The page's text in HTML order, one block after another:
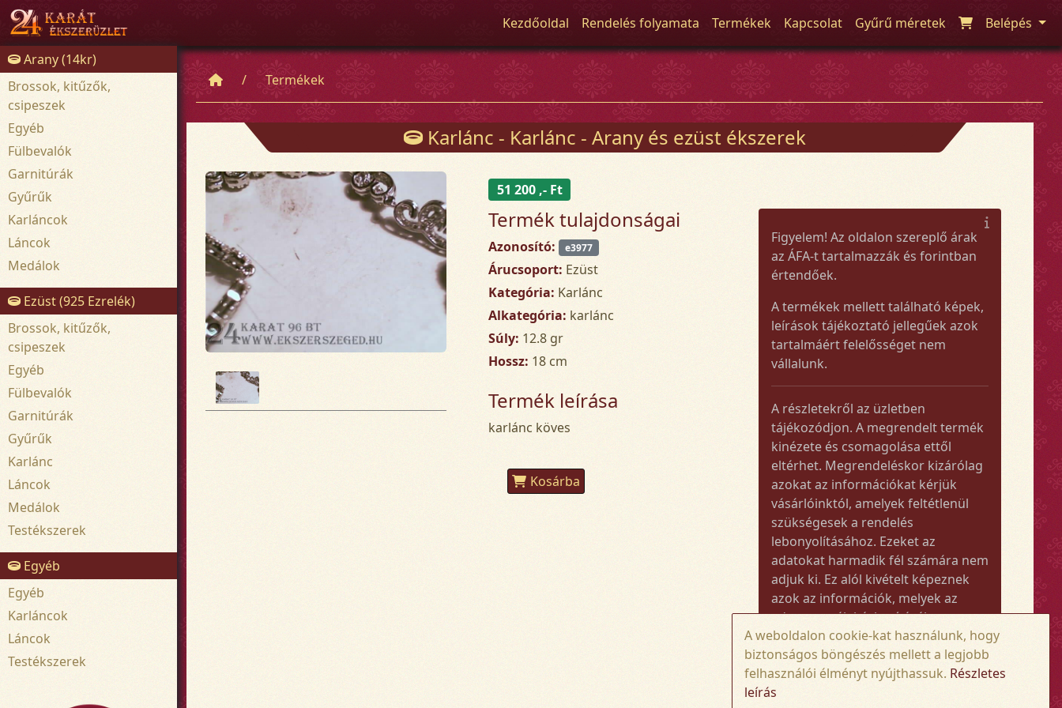
Kezdőoldal Rendelés folyamata Termékek Kapcsolat Gyűrű méretek Belépés
Arany (14kr)
Brossok, kitűzők,
csipeszek
Egyéb
Fülbevalók
Garnitúrák
Gyűrűk
Karláncok
Láncok
Medálok
Ezüst (925 Ezrelék)
Brossok, kitűzők,
csipeszek
Egyéb
Fülbevalók
Garnitúrák
Gyűrűk
Karlánc
Láncok
Medálok
Testékszerek
Egyéb
Egyéb
Karláncok
Láncok
Testékszerek
Termékek
Karlánc - Karlánc - Arany és ezüst ékszerek
51 200 ,- Ft
Termék tulajdonságai
Azonosító: e3977
Árucsoport: Ezüst
Kategória: Karlánc
Alkategória: karlánc
Súly: 12.8 gr
Hossz: 18 cm
Termék leírása
karlánc köves
Kosárba
Figyelem! Az oldalon szereplő árak
az ÁFA-t tartalmazzák és forintban
értendőek.
A termékek mellett található képek,
leírások tájékoztató jellegűek azok
tartalmáért felelősséget nem
vállalunk.
A részletekről az üzletben
tájékozódjon. A megrendelt termék
kinézete és csomagolása ettől
eltérhet. Megrendeléskor kizárólag
azokat az információkat kérjük
vásárlóinktól, amelyek feltétlenül
szükségesek a rendelés
lebonyolításához. Ezeket az
adatokat harmadik fél számára nem
adjuk ki. Ez alól kivételt képeznek
azok az információk, melyek az
adott termék kézbesítéséhez vagy
kiszállításához szükségesek.
Amennyiben a megrendelt termék
összege meghaladja az 50.000 Ft-ot,
A weboldalon cookie-kat használunk, hogy
biztonságos böngészés mellett a legjobb
felhasználói élményt nyújthassuk. Részletes
leírás